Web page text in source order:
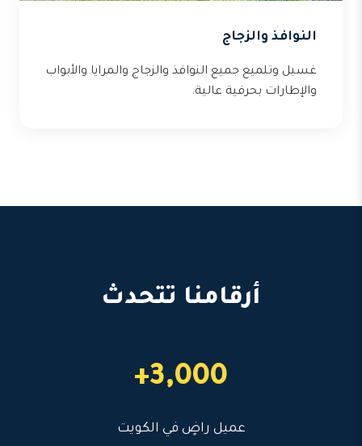
النوافذ والزجاج
غسيل وتلميع جميع النوافذ والزجاج والمرايا والأبواب
والإطارات بحرفية عالية.
أرقامنا تتحدث
3,000+
عميل راضٍ في الكويت